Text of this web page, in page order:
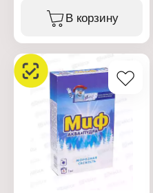
В корзину